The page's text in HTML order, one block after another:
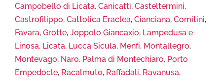
Campobello di Licata, Canicattì, Casteltermini,
Castrofilippo, Cattolica Eraclea, Cianciana, Comitini,
Favara, Grotte, Joppolo Giancaxio, Lampedusa e
Linosa, Licata, Lucca Sicula, Menfi, Montallegro,
Montevago, Naro, Palma di Montechiaro, Porto
Empedocle, Racalmuto, Raffadali, Ravanusa,